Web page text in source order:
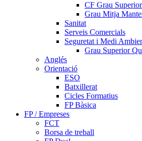
CF Grau
Grau Mitja
Sanitat
Serveis Comercials
Seguretat i Medi
Grau Superior
Anglés
Orientació
ESO
Batxillerat
Cicles Formatius
FP Bàsica
FP / Empreses
FCT
Borsa de treball